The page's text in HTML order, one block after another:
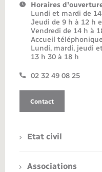
Horaires
Lundi et mardi de
Jeudi de 9 h à 12 h
Vendredi de 14 h à
Accueil
Lundi, mardi, jeudi
13 h 30 à 18 h
02 32 49 08 25
Contact
Etat civil
Associations